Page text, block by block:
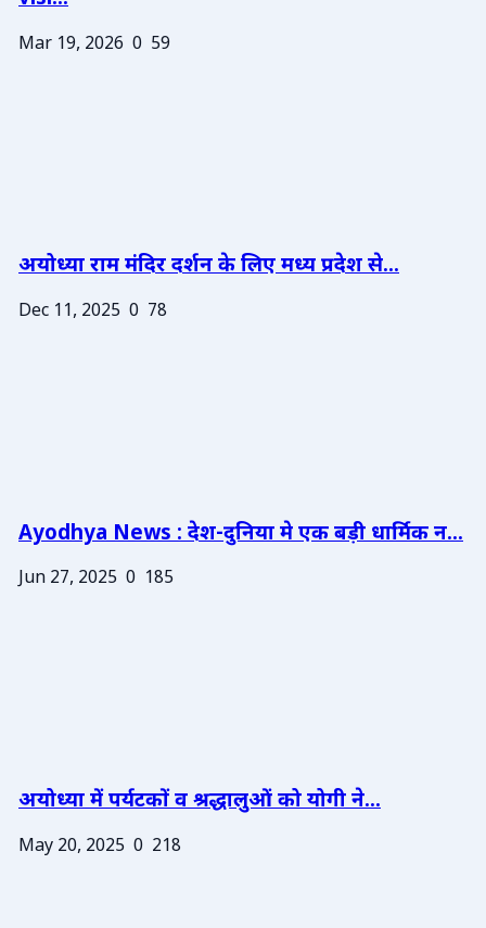
Mar 19, 2026 0 59
अयोध्या राम मंदिर दर्शन के लिए मध्य प्रदेश से...
Dec 11, 2025 0 78
Ayodhya News : देश-दुनिया मे एक बड़ी धार्मिक न...
Jun 27, 2025 0 185
अयोध्या में पर्यटकों व श्रद्धालुओं को योगी ने...
May 20, 2025 0 218